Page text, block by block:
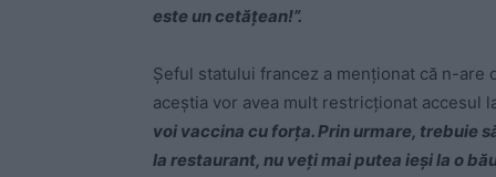
este un cetățean!”.
Șeful statului francez a menționat că n-are
aceștia vor avea mult restricționat accesul
voi vaccina cu forța. Prin urmare, trebuie
la restaurant, nu veți mai putea ieși la o